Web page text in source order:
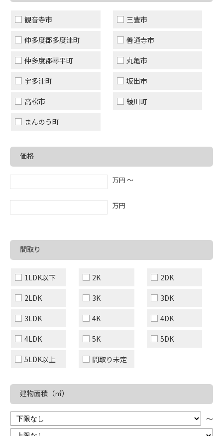
観音寺市 三豊市
仲多度郡多度津町 善通寺市
仲多度郡琴平町 丸亀市
宇多津町 坂出市
高松市 綾川町
まんのう町
価格
万円 〜
万円
間取り
1LDK以下 2K 2DK
2LDK 3K 3DK
3LDK 4K 4DK
4LDK 5K 5DK
5LDK以上 間取り未定
建物面積（㎡）